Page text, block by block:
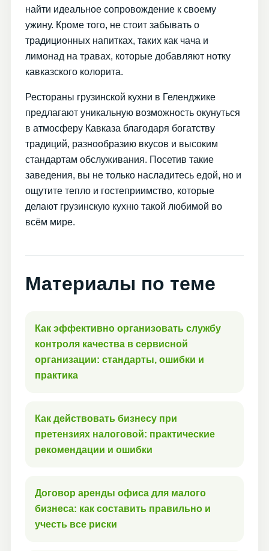
найти идеальное сопровождение к своему
ужину. Кроме того, не стоит забывать о
традиционных напитках, таких как чача и
лимонад на травах, которые добавляют нотку
кавказского колорита.
Рестораны грузинской кухни в Геленджике
предлагают уникальную возможность окунуться
в атмосферу Кавказа благодаря богатству
традиций, разнообразию вкусов и высоким
стандартам обслуживания. Посетив такие
заведения, вы не только насладитесь едой, но и
ощутите тепло и гостеприимство, которые
делают грузинскую кухню такой любимой во
всём мире.
Материалы по теме
Как эффективно организовать службу
контроля качества в сервисной
организации: стандарты, ошибки и
практика
Как действовать бизнесу при
претензиях налоговой: практические
рекомендации и ошибки
Договор аренды офиса для малого
бизнеса: как составить правильно и
учесть все риски